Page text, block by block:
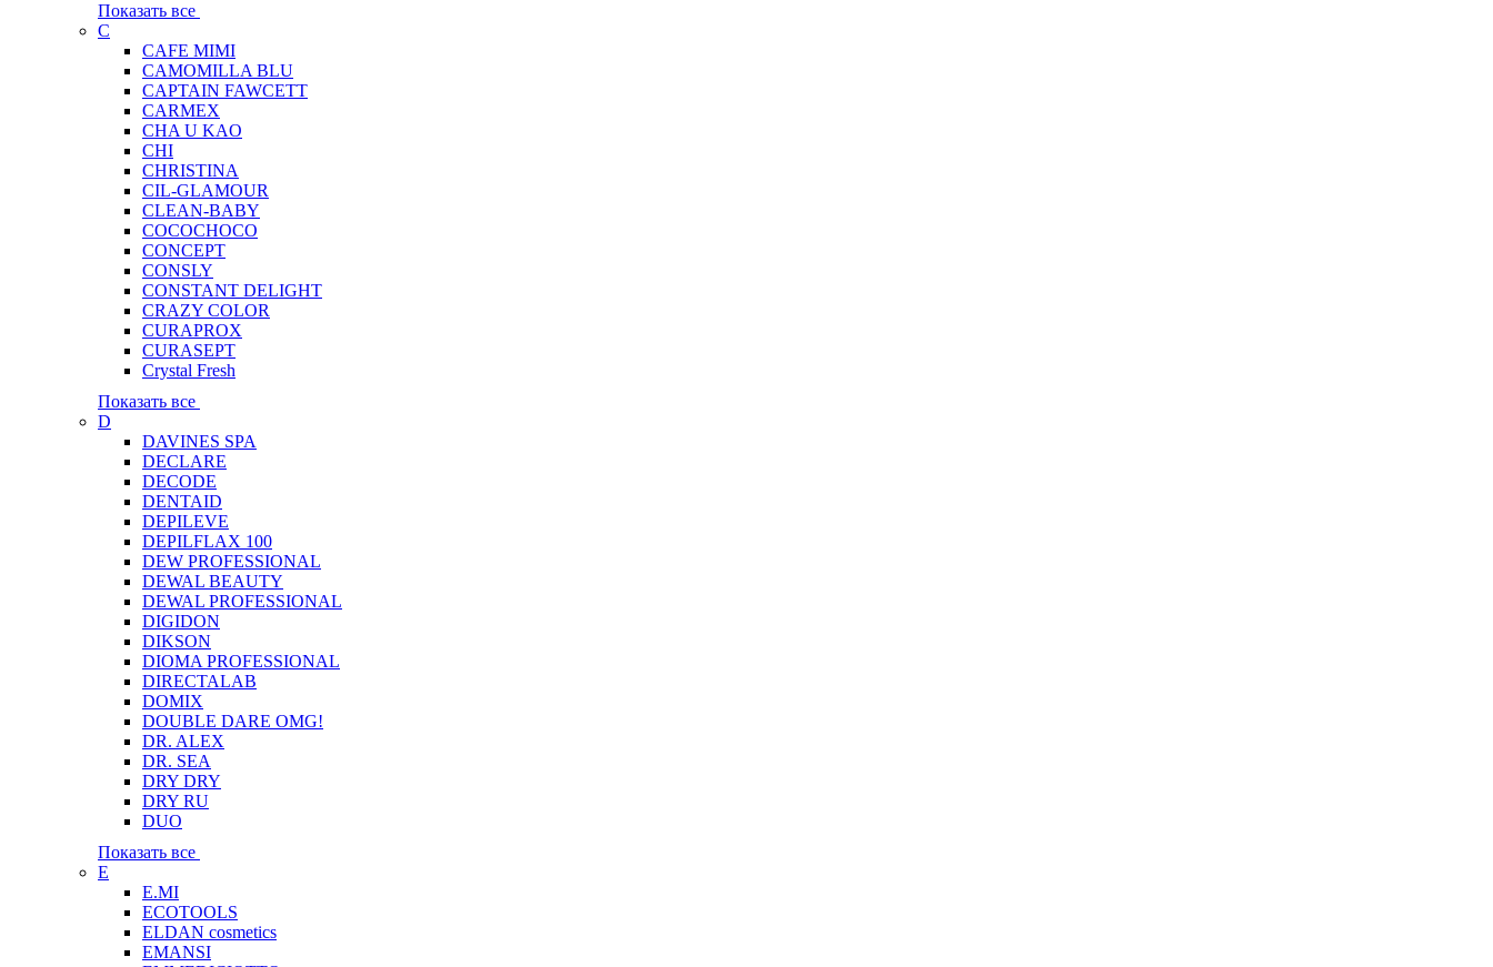
Показать все
C
CAFE MIMI
CAMOMILLA BLU
CAPTAIN FAWCETT
CARMEX
CHA U KAO
CHI
CHRISTINA
CIL-GLAMOUR
CLEAN-BABY
COCOCHOCO
CONCEPT
CONSLY
CONSTANT DELIGHT
CRAZY COLOR
CURAPROX
CURASEPT
Crystal Fresh
Показать все
D
DAVINES SPA
DECLARE
DECODE
DENTAID
DEPILEVE
DEPILFLAX 100
DEW PROFESSIONAL
DEWAL BEAUTY
DEWAL PROFESSIONAL
DIGIDON
DIKSON
DIOMA PROFESSIONAL
DIRECTALAB
DOMIX
DOUBLE DARE OMG!
DR. ALEX
DR. SEA
DRY DRY
DRY RU
DUO
Показать все
E
E.MI
ECOTOOLS
ELDAN cosmetics
EMANSI